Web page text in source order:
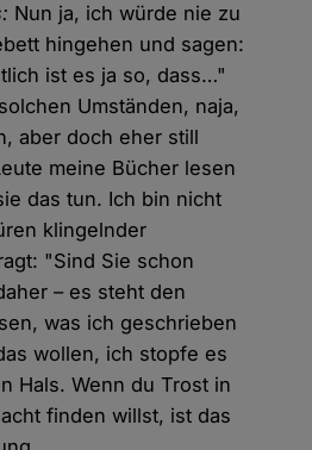
Nun ja, ich würde nie zu
hingehen und sagen:
ist es ja so, dass…"
Umständen, naja,
aber doch eher still
meine Bücher lesen
das tun. Ich bin nicht
klingelnder
"Sind Sie schon
– es steht den
was ich geschrieben
wollen, ich stopfe es
Hals. Wenn du Trost in
finden willst, ist das